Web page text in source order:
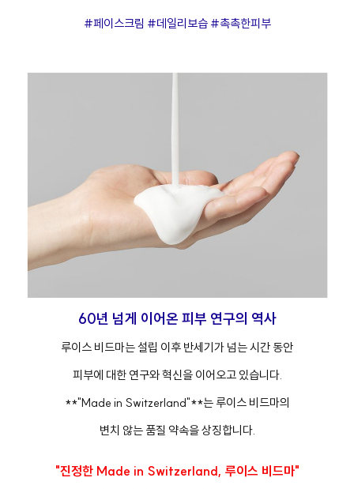
#페이스크림 #데일리보습 #촉촉한피부
60년 넘게 이어온 피부 연구의 역사
루이스 비드마는 설립 이후 반세기가 넘는 시간 동안
피부에 대한 연구와 혁신을 이어오고 있습니다.
**"Made in Switzerland"**는 루이스 비드마의
변치 않는 품질 약속을 상징합니다.
"진정한 Made in Switzerland, 루이스 비드마"